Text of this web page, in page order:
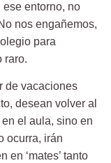
ese entorno, no
nos engañemos,
para
raro.
de vacaciones
desean volver al
el aula, sino en
ocurra, irán
en ‘mates’ tanto